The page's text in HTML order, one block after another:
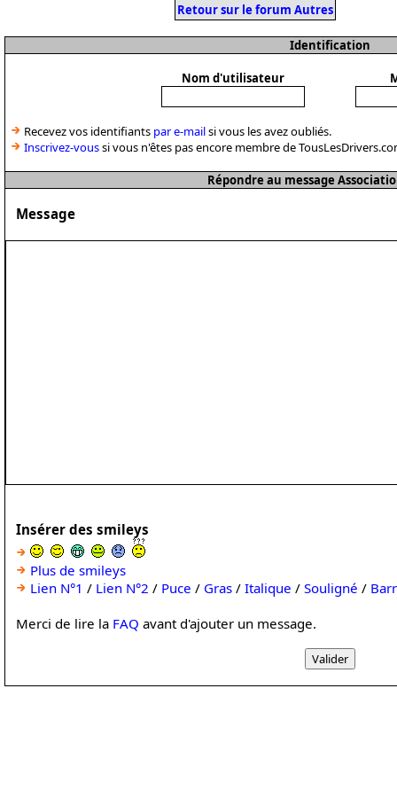
Retour sur le forum Autres
Identification
Nom d'utilisateur
Recevez vos identifiants par e-mailsi vous les avez oubliés.
Inscrivez-voussi vous n'êtes pas encore membre de
Répondre au message
Message
Insérer des smileys
Plus de smileys
Lien N°1 / Lien N°2 / Puce / Gras / Italique / Souligné /
Merci de lire la FAQ avant d'ajouter un message.